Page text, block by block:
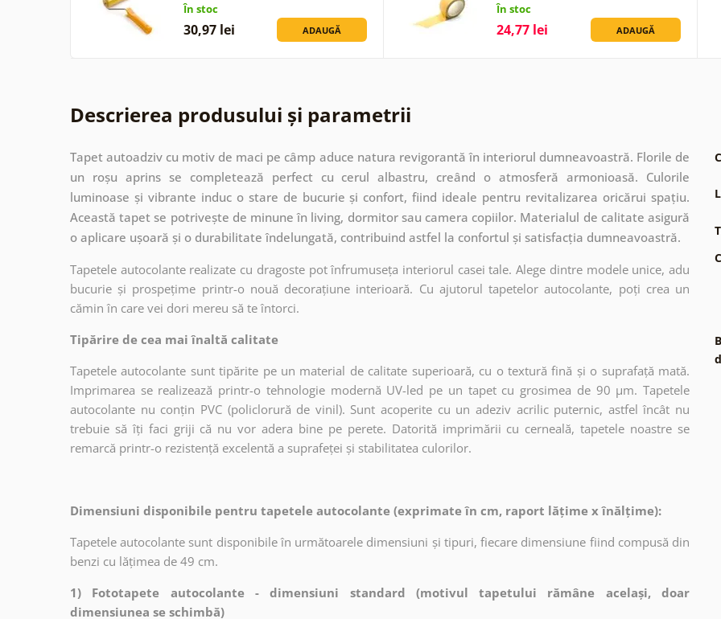
În stoc
30,97 lei ADAUGĂ
În stoc
24,77 lei ADAUGĂ
Descrierea produsului și parametrii
Tapet autoadziv cu motiv de maci pe câmp aduce natura revigorantă în interiorul dumneavoastră. Florile de
un roșu aprins se completează perfect cu cerul albastru, creând o atmosferă armonioasă. Culorile
luminoase și vibrante induc o stare de bucurie și confort, fiind ideale pentru revitalizarea oricărui spațiu.
Această tapet se potrivește de minune în living, dormitor sau camera copiilor. Materialul de calitate asigură
o aplicare ușoară și o durabilitate îndelungată, contribuind astfel la confortul și satisfacția dumneavoastră.
Tapetele autocolante realizate cu dragoste pot înfrumuseța interiorul casei tale. Alege dintre modele unice, adu
bucurie și prospețime printr-o nouă decorațiune interioară. Cu ajutorul tapetelor autocolante, poți crea un
cămin în care vei dori mereu să te întorci.
Tipărire de cea mai înaltă calitate
Tapetele autocolante sunt tipărite pe un material de calitate superioară, cu o textură fină și o suprafață mată.
Imprimarea se realizează printr-o tehnologie modernă UV-led pe un tapet cu grosimea de 90 µm. Tapetele
autocolante nu conțin PVC (policlorură de vinil). Sunt acoperite cu un adeziv acrilic puternic, astfel încât nu
trebuie să îți faci griji că nu vor adera bine pe perete. Datorită imprimării cu cerneală, tapetele noastre se
remarcă printr-o rezistență excelentă a suprafeței și stabilitatea culorilor.
Dimensiuni disponibile pentru tapetele autocolante (exprimate în cm, raport lățime x înălțime):
Tapetele autocolante sunt disponibile în următoarele dimensiuni și tipuri, fiecare dimensiune fiind compusă din
benzi cu lățimea de 49 cm.
1) Fototapete autocolante - dimensiuni standard (motivul tapetului rămâne același, doar
dimensiunea se schimbă)